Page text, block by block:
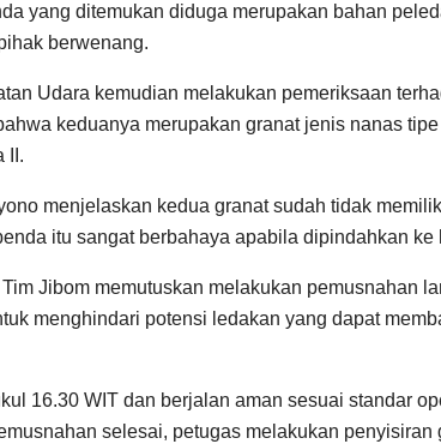
yang ditemukan diduga merupakan bahan
berwenang.
Udara kemudian melakukan pemeriksaan
keduanya merupakan granat jenis nanas
II.
menjelaskan kedua granat sudah tidak
itu sangat berbahaya apabila dipindahkan ke
Jibom memutuskan melakukan pemusnahan
menghindari potensi ledakan yang dapat
16.30 WIT dan berjalan aman sesuai standar
selesai, petugas melakukan penyisiran